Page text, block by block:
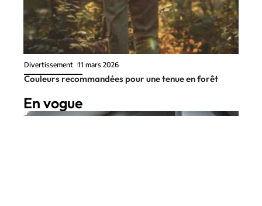
Divertissement 11 mars 2026
Couleurs recommandées pour une tenue en forêt
En vogue